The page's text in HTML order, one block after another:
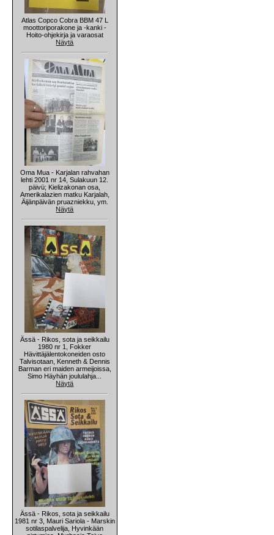
Atlas Copco Cobra BBM 47 L
moottoriporakone ja -kanki -
Hoito-ohjekirja ja varaosat
Näytä
Oma Mua - Karjalan rahvahan
lehti 2001 nr 14, Sulakuun 12.
päivü; Kielizakonan osa,
Amerikalazien matku Karjalah,
Äijänpäivän pruazniekku, ym.
Näytä
Ässä - Rikos, sota ja seikkailu
1980 nr 1, Fokker
Hävittäjälentokoneiden osto
Talvisotaan, Kenneth & Dennis
Barman eri maiden armeijoissa,
Simo Häyhän joululahja...
Näytä
Ässä - Rikos, sota ja seikkailu
1981 nr 3, Mauri Sariola - Marskin
sotilaspalvelija, Hyvinkään